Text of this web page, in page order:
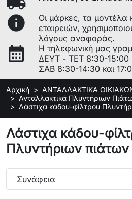
info
Οι μάρκες, τα μοντέλα
εταιρειών,
λόγους αναφοράς.
calendar_month
Η τηλεφωνική μας
ΔΕΥΤ - ΤΕΤ 8:30-
ΣΑΒ 8:30-14:30 και
Αρχική
ΑΝΤΑΛΛΑΚΤΙΚΑ
Ανταλλακτικά Πλυντήριων
Λάστιχα κάδου-φίλτρου
Λάστιχα κάδου-
Πλυντήριων πιάτων
Συνάφεια